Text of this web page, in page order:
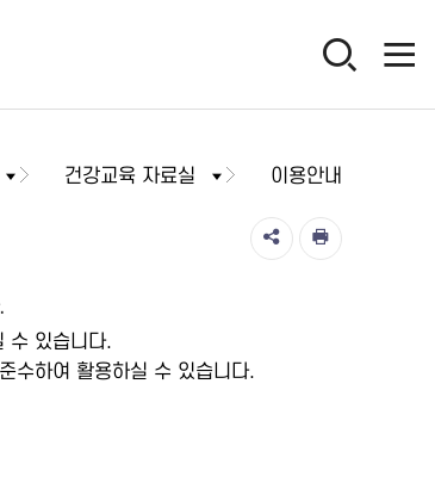
건강교육 자료실 이용안내
수 있습니다.
수하여 활용하실 수 있습니다.